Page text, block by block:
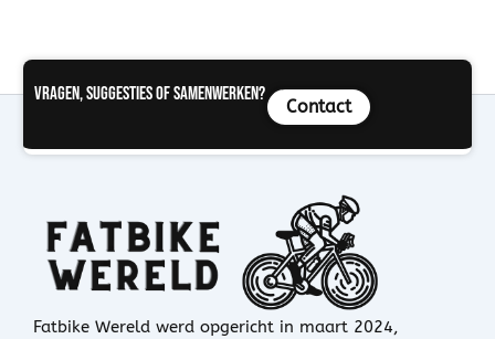
Vragen, suggesties of samenwerken?
Contact
Fatbike Wereld werd opgericht in maart 2024,